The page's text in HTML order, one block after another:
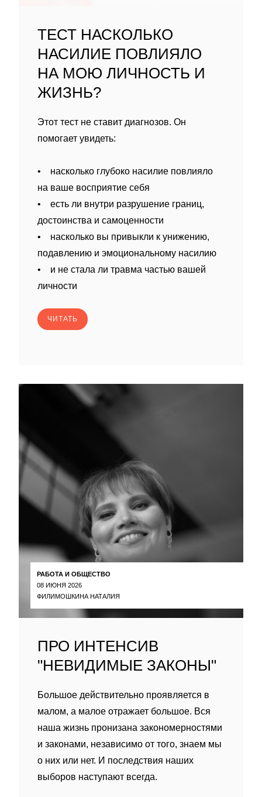
ТЕСТ НАСКОЛЬКО
НАСИЛИЕ ПОВЛИЯЛО
НА МОЮ ЛИЧНОСТЬ И
ЖИЗНЬ?
Этот тест не ставит диагнозов. Он
помогает увидеть:
• насколько глубоко насилие повлияло
на ваше восприятие себя
• есть ли внутри разрушение границ,
достоинства и самоценности
• насколько вы привыкли к унижению,
подавлению и эмоциональному насилию
• и не стала ли травма частью вашей
личности
ЧИТАТЬ
РАБОТА И ОБЩЕСТВО
08 ИЮНЯ 2026
ФИЛИМОШКИНА НАТАЛИЯ
ПРО ИНТЕНСИВ
"НЕВИДИМЫЕ ЗАКОНЫ"
Большое действительно проявляется в
малом, а малое отражает большое. Вся
наша жизнь пронизана закономерностями
и законами, независимо от того, знаем мы
о них или нет. И последствия наших
выборов наступают всегда.